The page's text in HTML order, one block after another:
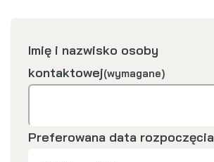
Imię i nazwisko osoby
kontaktowej(wymagane)
Preferowana data rozpoczęcia